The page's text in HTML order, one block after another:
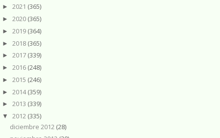
► 2021 (365)
► 2020 (365)
► 2019 (364)
► 2018 (365)
► 2017 (339)
► 2016 (248)
► 2015 (246)
► 2014(359)
► 2013 (339)
▼ 2012 (335)
diciembre 2012 (28)